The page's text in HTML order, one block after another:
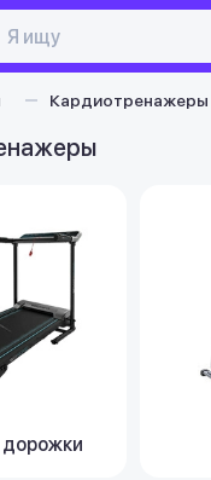
Кардиотренажеры
дорожки